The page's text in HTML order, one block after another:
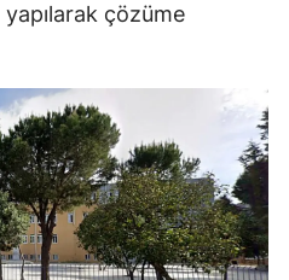
yapılarak çözüme